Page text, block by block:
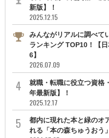
新版】！
2025.12.15
みんながリアルに調べて
ランキング TOP10！【
6】
2026.07.09
就職・転職に役立つ資格
年最新版】！
2025.12.17
都内に現れた本と緑のオ
れる「本の森ちゅうおう